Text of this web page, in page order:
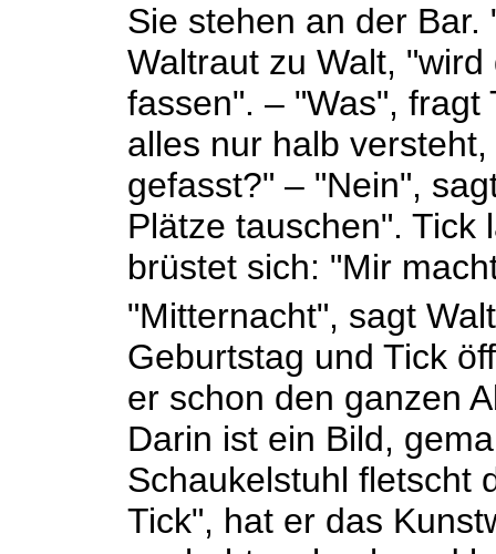
Sie stehen an der
Waltraut zu Walt,
fassen". – "Was",
alles nur halb
gefasst?" – "Nein",
Plätze tauschen". Tick
brüstet sich: "Mir
"Mitternacht", sagt
Geburtstag und Tick
er schon den ganzen
Darin ist ein Bild,
Schaukelstuhl fletscht
Tick", hat er das